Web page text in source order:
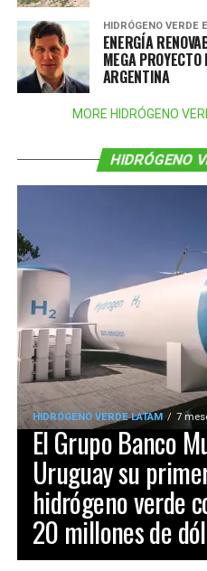
HIDRÓGENO VERDE
ENERGÍA
MEGA PROYECTO
ARGENTINA
MORE HIDRÓGENO
HIDRÓGENO
HIDRÓGENO VERDE LATAM 7
El Grupo Banco
Uruguay su
hidrógeno verde
20 millones de